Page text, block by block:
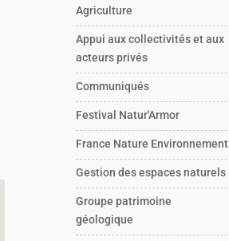
Agriculture
Appui aux collectivités et aux
acteurs privés
Communiqués
Festival Natur'Armor
France Nature Environnement
Gestion des espaces naturels
Groupe patrimoine
géologique